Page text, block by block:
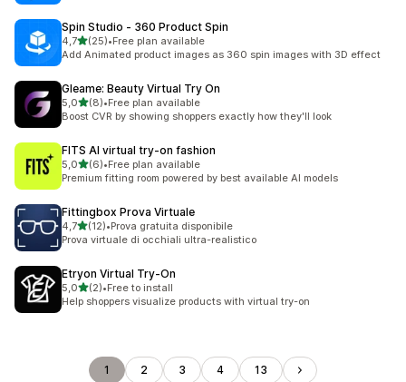
Spin Studio ‑ 360 Product Spin
4,7stelle su 5
(25)
25 recensioni totali
•Free plan available
Add Animated product images as 360 spin images with 3D effect
Gleame: Beauty Virtual Try On
5,0stelle su 5
(8)
8 recensioni totali
•Free plan available
Boost CVR by showing shoppers exactly how they'll look
FITS AI virtual try‑on fashion
5,0stelle su 5
(6)
6 recensioni totali
•Free plan available
Premium fitting room powered by best available AI models
Fittingbox Prova Virtuale
4,7stelle su 5
(12)
12 recensioni totali
•Prova gratuita disponibile
Prova virtuale di occhiali ultra-realistico
Etryon Virtual Try‑On
5,0stelle su 5
(2)
2 recensioni totali
•Free to install
Help shoppers visualize products with virtual try-on
1 2 3 4 13